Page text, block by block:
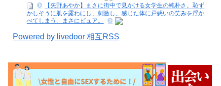
【矢野あやか】まさに街中で見かける女学生の純朴さ。恥ず
かしそうに肌を露わにし、刺激し、感じた体に戸惑いの笑みを浮か
べてしまう。まさにピュア。
Powered by livedoor 相互RSS